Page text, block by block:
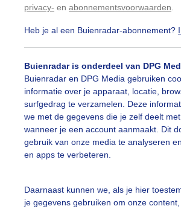
privacy- en abonnementsvoorwaarden
Heb je al een Buienradar-abonnement?
Buienradar is onderdeel van DPG
Buienradar en DPG Media gebruiken
informatie over je apparaat, locatie,
surfgedrag te verzamelen. Deze
we met de gegevens die je zelf deelt
wanneer je een account aanmaakt. Dit
gebruik van onze media te analyseren
en apps te verbeteren.
Daarnaast kunnen we, als je hier
je gegevens gebruiken om onze
Gebruik je Safari en wil je niet elke
Klikhierom dit aan te